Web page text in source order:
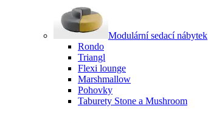
Modulární sedací nábytek
Rondo
Triangl
Flexi lounge
Marshmallow
Pohovky
Taburety Stone a Mushroom